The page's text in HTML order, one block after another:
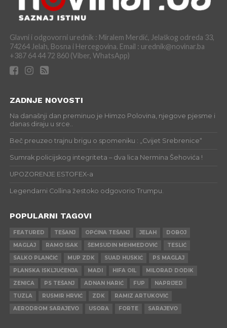
Glavni i odgovorni urednik : Miralem Merdić, Jelaškog odreda 33,
74264 Jelah, Bosna i Hercegovina. Email : urednik@novinar.ba
+387 64 44 72 860 (Viber, WhatsApp)
ZADNJE NOVOSTI
Na današnji dan preminuo je Himzo Polovina, njegove pjesme i
danas diraju u srce..
Beč preuzeo trajnu brigu o spomeniku : „Cvijet Srebrenice“
Sumrak policijskog integriteta – dva lica Nermina Šehovića !
UPOZORENJE ESTOFEX-a
Legendarni Collina žestoko odgovorio Trumpu.
POPULARNI TAGOVI
FEATURED TEŠANJ OPĆINA TEŠANJ JELAH
DOBOJ
MAGLAJ
RAMO ISAK ŠEMSUDIN MEHMEDOVIĆ
TESLIĆ
SALKO PLANČIĆ
MUP ZDK SUAD HUSKIĆ
PS MAGLAJ
PLANSKA ISKLJUČENJA
MADI HIFA OIL
MILORAD DODIK
ZENICA
PS TEŠANJ ADNAN HARIĆ FUP
NAPRIJED
TUZLA
RUSMIR HRVIĆ ZDK
RAMIZ ARTUKOVIĆ
AERODROM SARAJEVO
USORA FORTE SARAJEVO